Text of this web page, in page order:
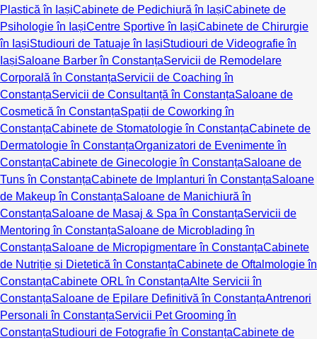
Plastică în IașiCabinete de Pedichiură în IașiCabinete de
Psihologie în IașiCentre Sportive în IașiCabinete de Chirurgie
în IașiStudiouri de Tatuaje în IașiStudiouri de Videografie în
IașiSaloane Barber în ConstanțaServicii de Remodelare
Corporală în ConstanțaServicii de Coaching în
ConstanțaServicii de Consultanță în ConstanțaSaloane de
Cosmetică în ConstanțaSpații de Coworking în
ConstanțaCabinete de Stomatologie în ConstanțaCabinete de
Dermatologie în ConstanțaOrganizatori de Evenimente în
ConstanțaCabinete de Ginecologie în ConstanțaSaloane de
Tuns în ConstanțaCabinete de Implanturi în ConstanțaSaloane
de Makeup în ConstanțaSaloane de Manichiură în
ConstanțaSaloane de Masaj & Spa în ConstanțaServicii de
Mentoring în ConstanțaSaloane de Microblading în
ConstanțaSaloane de Micropigmentare în ConstanțaCabinete
de Nutriție și Dietetică în ConstanțaCabinete de Oftalmologie în
ConstanțaCabinete ORL în ConstanțaAlte Servicii în
ConstanțaSaloane de Epilare Definitivă în ConstanțaAntrenori
Personali în ConstanțaServicii Pet Grooming în
ConstanțaStudiouri de Fotografie în ConstanțaCabinete de